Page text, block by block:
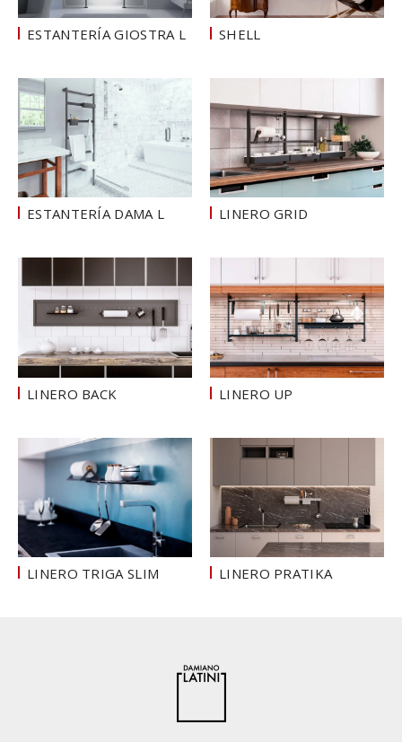
ESTANTERÍA GIOSTRA L SHELL
ESTANTERÍA DAMA L LINERO GRID
LINERO BACK LINERO UP
LINERO TRIGA SLIM LINERO PRATIKA